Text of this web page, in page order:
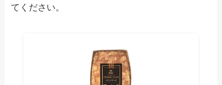
てください。